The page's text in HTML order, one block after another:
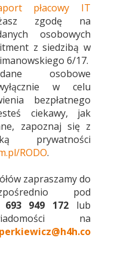
płacowy IT
zgodę na
osobowych
z siedzibą w
6/17.
osobowe
w celu
bezpłatnego
ciekawy, jak
zapoznaj się z
prywatności
RODO.
zapraszamy do
pod
949 172 lub
na